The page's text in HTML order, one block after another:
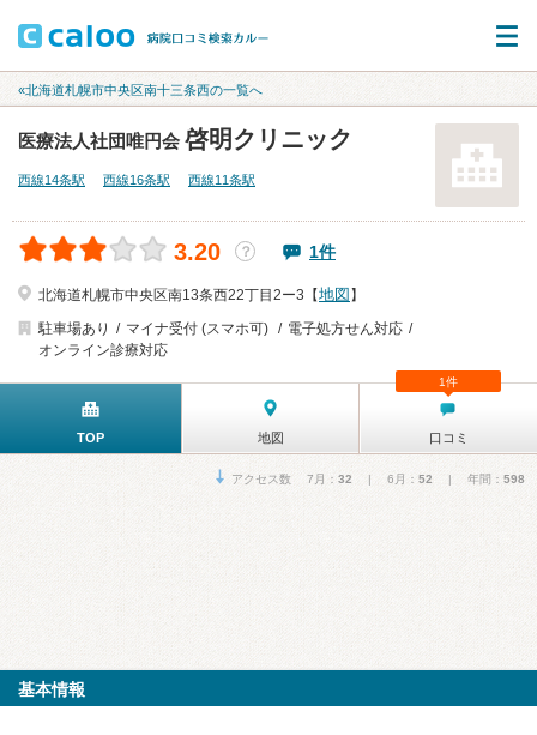
«北海道札幌市中央区南十三条西の一覧へ
医療法人社団唯円会 啓明クリニック
西線14条駅 西線16条駅 西線11条駅
3.20 ？ 1件
北海道札幌市中央区南13条西22丁目2ー3【地図 】
駐車場あり
マイナ受付 (スマホ可)
電子処方せん対応
オンライン診療対応
TOP 地図 口コミ
1件
アクセス数 7月： 32 | 6月： 52 | 年間： 598
基本情報